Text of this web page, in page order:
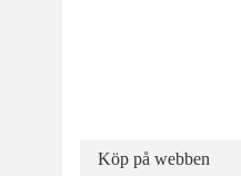
Köp på webben